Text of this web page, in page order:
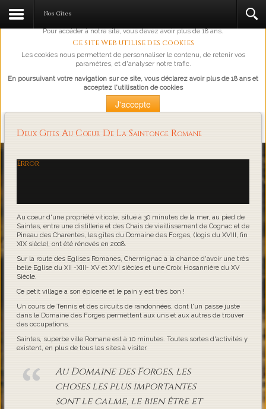
L'abus d'alcool est dangereux pour la santé, à consommer avec
Pour accéder à notre site, vous devez avoir plus de 18 ans.
Ce site Web utilise des cookies
Les cookies nous permettent de personnaliser le contenu, de retenir vos
paramètres, et d'analyser notre trafic.
En poursuivant votre navigation sur ce site, vous déclarez avoir plus de 18 ans et
acceptez l'utilisation de cookies
J'accepte
Loading...
Nos Gîtes
Deux Gites Au Coeur De La Saintonge Romane
Error
Au coeur d'une propriété viticole, situé à 30 minutes de la mer, au pied de
Saintes, entre une distillerie et des Chais de vieillissement de Cognac et de
Pineau des Charentes, les gîtes du Domaine des Forges, (logis du XVIII, fin
XIX siècle), ont été rénovés en 2008.
Sur la route des Eglises Romanes, Chermignac a la chance d'avoir une très
belle Eglise du XII -XIII- XV et XVI siècles et une Croix Hosannière du XV
Siècle.
Ce petit village a son épicerie et le pain y est très bon !
Un cours de Tennis et des circuits de randonnées, dont l'un passe juste
dans le Domaine des Forges permettent aux uns et aux autres de trouver
des occupations.
Saintes, superbe ville Romane est à 10 minutes. Toutes sortes d'activités y
existent, en plus de tous les sites à visiter.
Au Domaine des Forges, les
choses les plus importantes
sont le calme, le bien être et